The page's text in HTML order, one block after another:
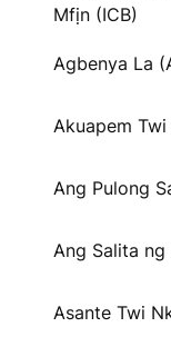
Mfịn (ICB)
Agbenya La
Akuapem
Ang Pulong
Ang Salita ng
Asante Twi